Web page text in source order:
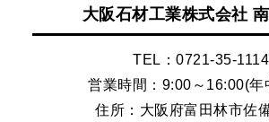
大阪石材工業株式会社
TEL：0721-35-1114
営業時間：9:00～16:00(年
住所：大阪府富田林市佐